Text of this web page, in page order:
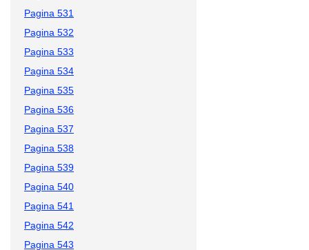
Pagina 531
Pagina 532
Pagina 533
Pagina 534
Pagina 535
Pagina 536
Pagina 537
Pagina 538
Pagina 539
Pagina 540
Pagina 541
Pagina 542
Pagina 543